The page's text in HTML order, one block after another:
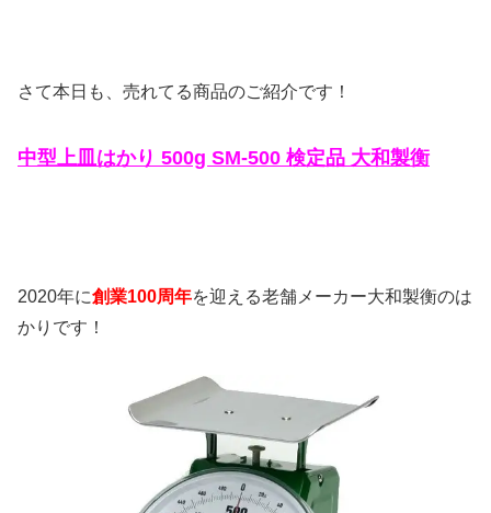
さて本日も、売れてる商品のご紹介です！
中型上皿はかり 500g SM-500 検定品 大和製衡
2020年に創業100周年を迎える老舗メーカー大和製衡のは
かりです！